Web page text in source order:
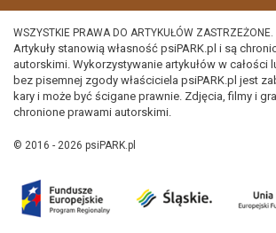
WSZYSTKIE PRAWA DO ARTYKUŁÓW ZASTRZEŻONE.
Artykuły stanowią własność psiPARK.pl i są
autorskimi. Wykorzystywanie artykułów w całości
bez pisemnej zgody właściciela psiPARK.pl jest
kary i może być ścigane prawnie. Zdjęcia, filmy i
chronione prawami autorskimi.
© 2016 - 2026 psiPARK.pl